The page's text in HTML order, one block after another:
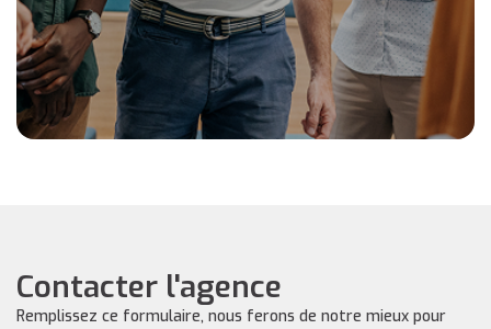
Contacter l'agence
Remplissez ce formulaire, nous ferons de notre mieux pour